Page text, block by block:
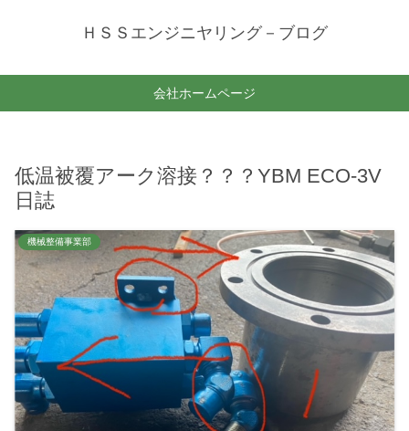
ＨＳＳエンジニヤリング－ブログ
会社ホームページ
低温被覆アーク溶接？？？YBM ECO-3V
日誌
機械整備事業部